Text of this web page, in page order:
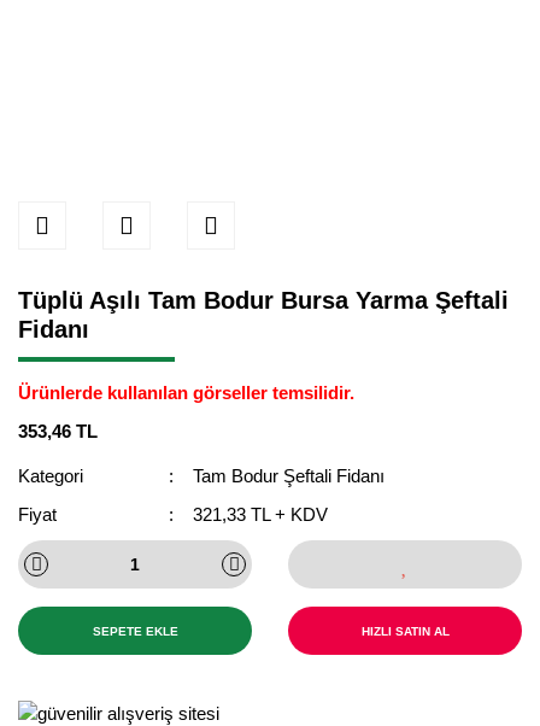
Tüplü Aşılı Tam Bodur Bursa Yarma Şeftali
Fidanı
Ürünlerde kullanılan görseller temsilidir.
353,46 TL
Kategori
Tam Bodur Şeftali Fidanı
Fiyat
321,33 TL + KDV
SEPETE EKLE HIZLI SATIN AL